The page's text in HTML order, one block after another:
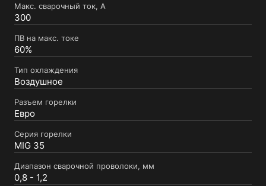
Макс. сварочный ток, А
300
ПВ на макс. токе
60%
Тип охлаждения
Воздушное
Разъем горелки
Евро
Серия горелки
MIG 35
Диапазон сварочной проволоки, мм
0,8 - 1,2